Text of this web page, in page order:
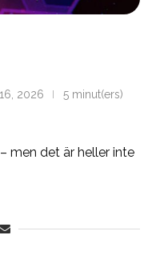
2026
5 minut(ers)
men det är heller inte